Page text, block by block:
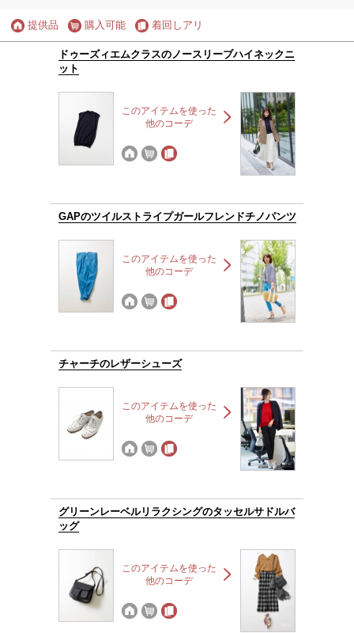
提供品 購入可能 着回しアリ
ドゥーズィエムクラスのノースリーブハイネックニ
ット
このアイテムを使った
他のコーデ
GAPのツイルストライプガールフレンドチノパンツ
このアイテムを使った
他のコーデ
チャーチのレザーシューズ
このアイテムを使った
他のコーデ
グリーンレーベルリラクシングのタッセルサドルバ
ッグ
このアイテムを使った
他のコーデ